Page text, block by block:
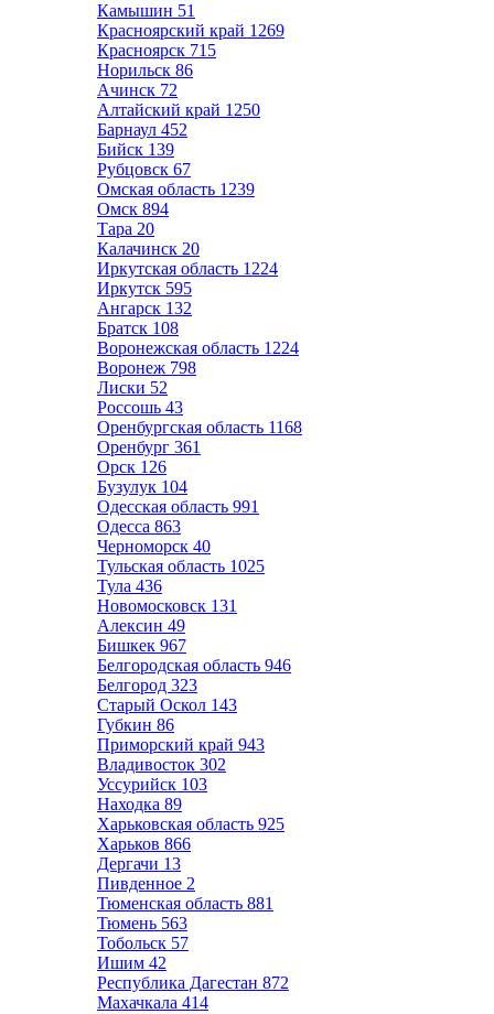
Камышин 51
Красноярский край 1269
Красноярск 715
Норильск 86
Ачинск 72
Алтайский край 1250
Барнаул 452
Бийск 139
Рубцовск 67
Омская область 1239
Омск 894
Тара 20
Калачинск 20
Иркутская область 1224
Иркутск 595
Ангарск 132
Братск 108
Воронежская область 1224
Воронеж 798
Лиски 52
Россошь 43
Оренбургская область 1168
Оренбург 361
Орск 126
Бузулук 104
Одесская область 991
Одесса 863
Черноморск 40
Тульская область 1025
Тула 436
Новомосковск 131
Алексин 49
Бишкек 967
Белгородская область 946
Белгород 323
Старый Оскол 143
Губкин 86
Приморский край 943
Владивосток 302
Уссурийск 103
Находка 89
Харьковская область 925
Харьков 866
Дергачи 13
Пивденное 2
Тюменская область 881
Тюмень 563
Тобольск 57
Ишим 42
Республика Дагестан 872
Махачкала 414